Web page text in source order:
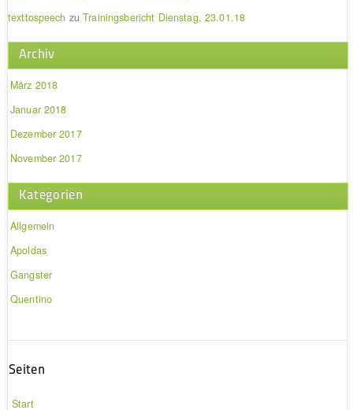
texttospeech zuTrainingsbericht Dienstag, 23.01.18
Archiv
März 2018
Januar 2018
Dezember 2017
November 2017
Kategorien
Allgemein
Apoldas
Gangster
Quentino
Seiten
Start